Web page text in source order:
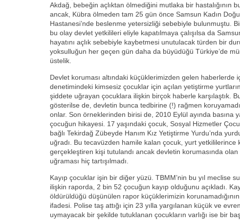
Akdağ, bebeğin açlıktan ölmediğini mutlaka bir hastalığının
ancak, Kübra ölmeden tam 25 gün önce Samsun Kadın
Hastanesi’nde beslenme yetersizliği sebebiyle bulunmuştu.
bu olay devlet yetkilileri eliyle kapatılmaya çalışılsa da
hayatını açlık sebebiyle kaybetmesi unutulacak türden bir
yoksulluğun her geçen gün daha da büyüdüğü Türkiye’de
üstelik.
Devlet koruması altındaki küçüklerimizden gelen haberlerde
denetimindeki kimsesiz çocuklar için açılan yetiştirme
şiddete uğrayan çocuklara ilişkin birçok haberle karşılaştık.
gösterilse de, devletin bunca tedbirine (!) rağmen
onlar. Son örneklerinden birisi de, 2010 Eylül ayında basına
çocuğun hikayesi. 17 yaşındaki çocuk, Sosyal Hizmetler
bağlı Tekirdağ Zübeyde Hanım Kız Yetiştirme Yurdu’nda
uğradı. Bu tecavüzden hamile kalan çocuk, yurt yetkililerince
gerçekleştiren kişi tutulandı ancak devletin korumasında
uğraması hiç tartışılmadı.
Kayıp çocuklar işin bir diğer yüzü. TBMM’nin bu yıl meclise
ilişkin raporda, 2 bin 52 çocuğun kayıp olduğunu açıkladı.
öldürüldüğü düşünülen rapor küçüklerimizin
ifadesi. Polise taş attığı için 23 yılla yargılanan küçük ve
uymayacak bir şekilde tutuklanan çocukların varlığı ise bir